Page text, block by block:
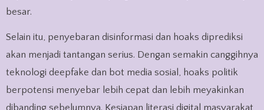
besar.
Selain itu, penyebaran disinformasi dan hoaks diprediksi
akan menjadi tantangan serius. Dengan semakin canggihnya
teknologi deepfake dan bot media sosial, hoaks politik
berpotensi menyebar lebih cepat dan lebih meyakinkan
dibanding sebelumnya. Kesiapan literasi digital masyarakat